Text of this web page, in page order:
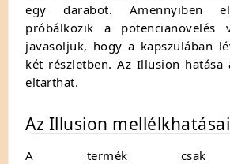
egy darabot. Amennyiben
próbálkozik a potencianövelés
javasoljuk, hogy a kapszulában
két részletben. Az Illusion
eltarthat.
Az Illusion mellélkhatásai
A termék csak